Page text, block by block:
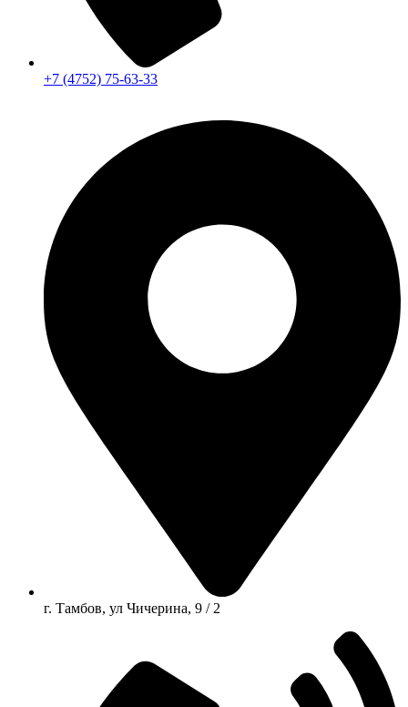
+7 (4752) 75-63-33
г. Тамбов, ул Чичерина, 9 / 2